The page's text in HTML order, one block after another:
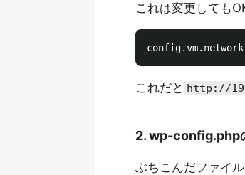
これは変更しても
これだと http://
2. wp-config.php
ぶちこんだファイ